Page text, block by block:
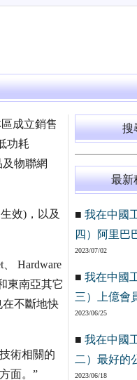
成立銷售
功耗
物聯網
效)，以及
Hardware
東南亞其它
不斷地快
術相關的
面。”
搜
最新
■ 我在中國
四）阿里巴
2023/07/02
■ 我在中國
三）上億會
2023/06/25
■ 我在中國
二）最好的
2023/06/18